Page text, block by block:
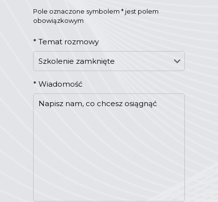
Pole oznaczone symbolem * jest polem
obowiązkowym
* Temat rozmowy
* Wiadomość